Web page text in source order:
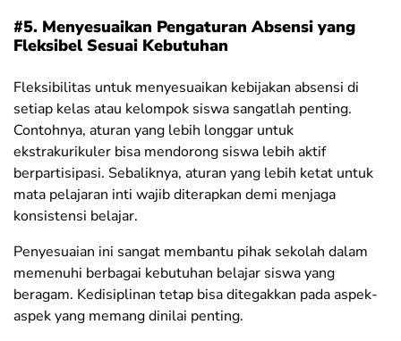
#5. Menyesuaikan Pengaturan Absensi yang
Fleksibel Sesuai Kebutuhan
Fleksibilitas untuk menyesuaikan kebijakan absensi di
setiap kelas atau kelompok siswa sangatlah penting.
Contohnya, aturan yang lebih longgar untuk
ekstrakurikuler bisa mendorong siswa lebih aktif
berpartisipasi. Sebaliknya, aturan yang lebih ketat untuk
mata pelajaran inti wajib diterapkan demi menjaga
konsistensi belajar.
Penyesuaian ini sangat membantu pihak sekolah dalam
memenuhi berbagai kebutuhan belajar siswa yang
beragam. Kedisiplinan tetap bisa ditegakkan pada aspek-
aspek yang memang dinilai penting.